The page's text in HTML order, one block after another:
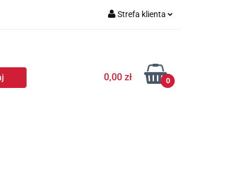
Strefa klienta
Zarejestruj się
Dodaj zgłoszenie
0,00 zł 0